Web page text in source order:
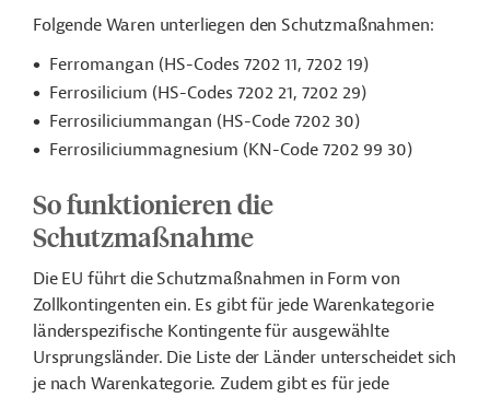
Folgende Waren unterliegen den Schutzmaßnahmen:
Ferromangan (HS-Codes 7202 11, 7202 19)
Ferrosilicium (HS-Codes 7202 21, 7202 29)
Ferrosiliciummangan (HS-Code 7202 30)
Ferrosiliciummagnesium (KN-Code 7202 99 30)
So funktionieren die
Schutzmaßnahme
Die EU führt die Schutzmaßnahmen in Form von
Zollkontingenten ein. Es gibt für jede Warenkategorie
länderspezifische Kontingente für ausgewählte
Ursprungsländer. Die Liste der Länder unterscheidet sich
je nach Warenkategorie. Zudem gibt es für jede